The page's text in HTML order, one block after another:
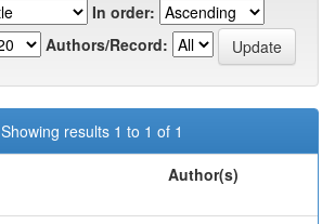
In order:
Authors/Record:
Showing results 1 to 1 of 1
Author(s)